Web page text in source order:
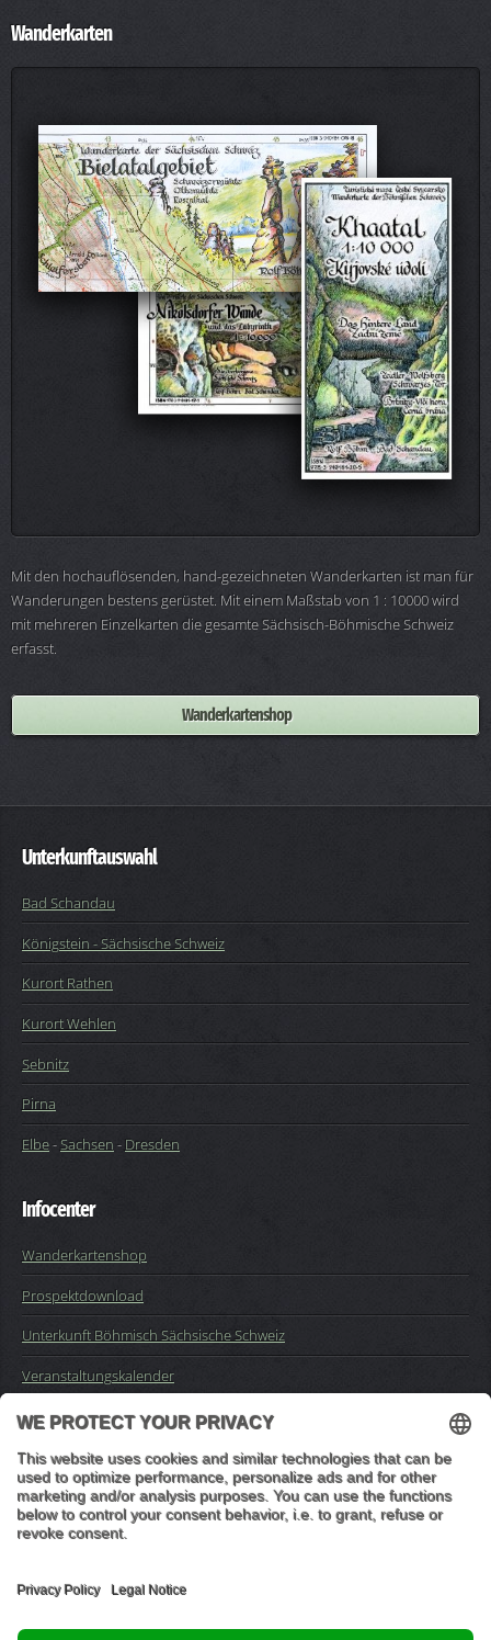
Wanderkarten
Mit den hochauflösenden, hand-gezeichneten Wanderkarten ist man für
Wanderungen bestens gerüstet. Mit einem Maßstab von 1 : 10000 wird
mit mehreren Einzelkarten die gesamte Sächsisch-Böhmische Schweiz
erfasst.
Wanderkartenshop
Unterkunftauswahl
Bad Schandau
Königstein - Sächsische Schweiz
Kurort Rathen
Kurort Wehlen
Sebnitz
Pirna
Elbe-Sachsen - Dresden
Infocenter
Wanderkartenshop
Prospektdownload
Unterkunft Böhmisch Sächsische Schweiz
Veranstaltungskalender
Impressum
Buchungsanfrage
"In den Wäldern sind Dinge, über die nachzudenken man jahrelang